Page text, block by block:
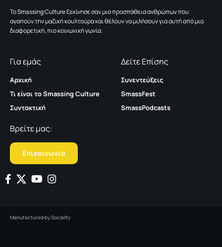
To Smassing Culture ξεκίνησε σαν μια προσπάθεια ανθρώπων που
αγαπούν την μαζική κουλτούρα και θέλουν να μιλήσουν για αυτή από μια
διαφορετική, πιο κοινωνική γωνία.
Για εμάς
Αρχική
Τι είναι το Smassing Culture
Συντακτική
Δείτε Επίσης
Συνεντεύξεις
SmassFest
SmassPodcasts
Βρείτε μας:
Επικοινωνία
Manufactured bySociality